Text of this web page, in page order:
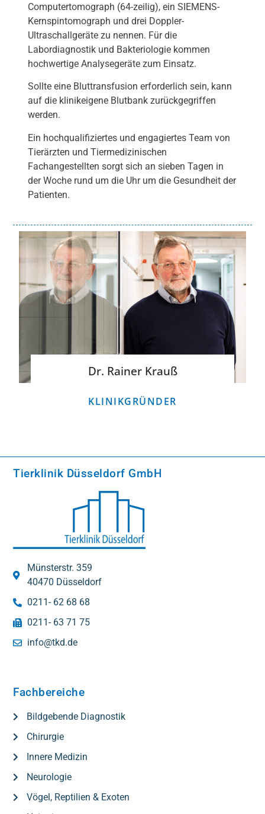
Computertomograph (64-zeilig), ein SIEMENS-
Kernspintomograph und drei Doppler-
Ultraschallgeräte zu nennen. Für die
Labordiagnostik und Bakteriologie kommen
hochwertige Analysegeräte zum Einsatz.
Sollte eine Bluttransfusion erforderlich sein, kann
auf die klinikeigene Blutbank zurückgegriffen
werden.
Ein hochqualifiziertes und engagiertes Team von
Tierärzten und Tiermedizinischen
Fachangestellten sorgt sich an sieben Tagen in
der Woche rund um die Uhr um die Gesundheit der
Patienten.
Dr. Rainer Krauß
KLINIKGRÜNDER
Tierklinik Düsseldorf GmbH
Münsterstr. 359
40470 Düsseldorf
0211- 62 68 68
0211- 63 71 75
info@tkd.de
Fachbereiche
Bildgebende Diagnostik
Chirurgie
Innere Medizin
Neurologie
Vögel, Reptilien & Exoten